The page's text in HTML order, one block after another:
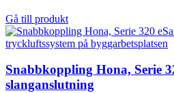
Gå till produkt
Snabbkoppling Hona, Serie
slanganslutning